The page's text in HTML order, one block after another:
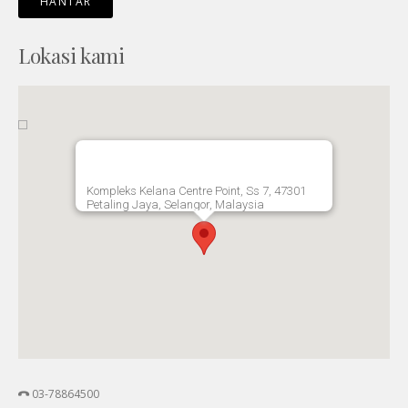
Lokasi kami
Kompleks Kelana Centre Point, Ss 7, 47301
Petaling Jaya, Selangor, Malaysia
03-78864500